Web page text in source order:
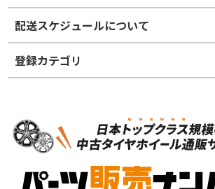
※商品ランクは出品者の主観により判断して
かじめご了承ください。
ホイールランク
S
品）
S
配送スケジュールについて
登録カテゴリ
スタッドレスタイヤホイールセット